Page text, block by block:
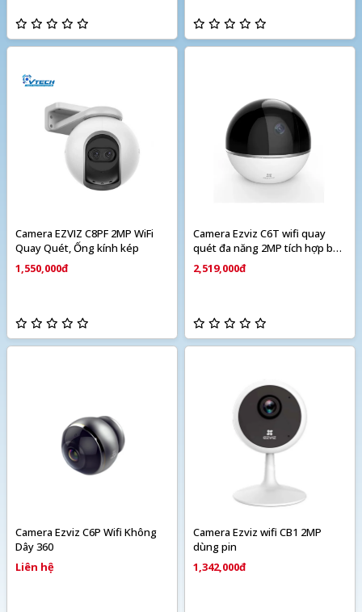
Camera EZVIZ C8PF 2MP WiFi
Quay Quét, Ống kính kép
1,550,000đ
Camera Ezviz C6T wifi quay
quét đa năng 2MP tích hợp báo
động
2,519,000đ
Camera Ezviz C6P Wifi Không
Dây 360
Liên hệ
Camera Ezviz wifi CB1 2MP
dùng pin
1,342,000đ